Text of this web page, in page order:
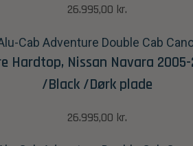
26.995,00 kr.
Hardtop, Nissan Navara 2005-
/Black /Dørk plade
26.995,00 kr.